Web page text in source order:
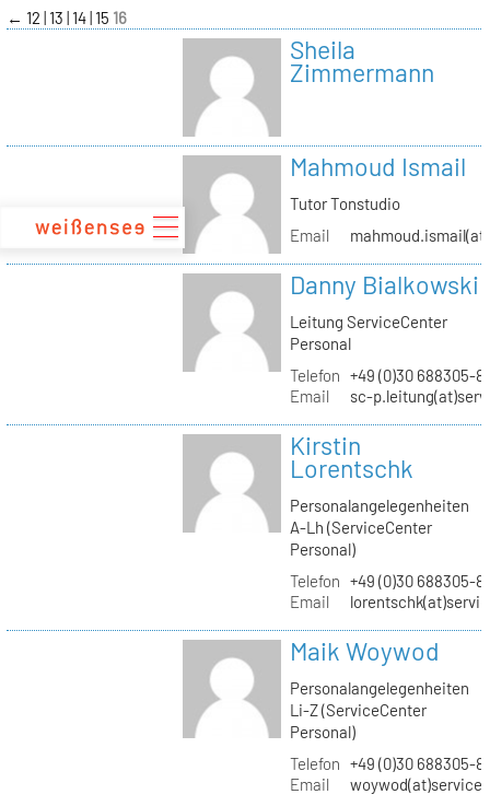
zum
Inhalt
← 12 13 14 15 16
Sheila
Zimmermann
Mahmoud Ismail
Tutor Tonstudio
Email
Danny Bialkowski
Leitung ServiceCenter
Personal
Telefon +49 (0)30 688305-
Email
sc-
Kirstin
Lorentschk
Personalangelegenheiten
A-Lh (ServiceCenter
Personal)
Telefon +49 (0)30 688305-
Email
Maik Woywod
Personalangelegenheiten
Li-Z (ServiceCenter
Personal)
Telefon +49 (0)30 688305-
Email